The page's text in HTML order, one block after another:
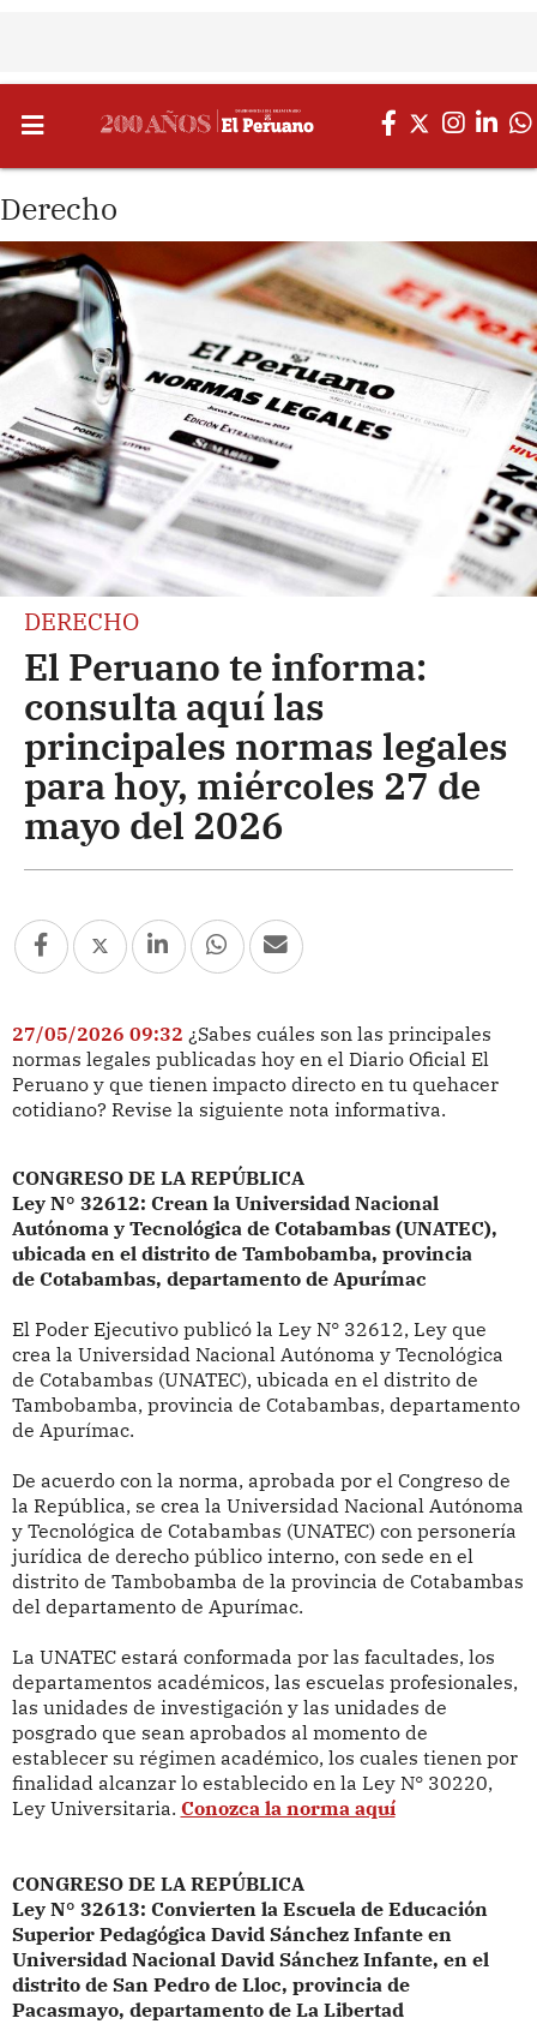
Derecho
DERECHO
El Peruano te informa:
consulta aquí las
principales normas legales
para hoy, miércoles 27 de
mayo del 2026
27/05/2026 09:32 ¿Sabes cuáles son las principales
normas legales publicadas hoy en el Diario Oficial El
Peruano y que tienen impacto directo en tu quehacer
cotidiano? Revise la siguiente nota informativa.
CONGRESO DE LA REPÚBLICA
Ley N° 32612: Crean la Universidad Nacional
Autónoma y Tecnológica de Cotabambas (UNATEC),
ubicada en el distrito de Tambobamba, provincia
de Cotabambas, departamento de Apurímac
El Poder Ejecutivo publicó la Ley N° 32612, Ley que
crea la Universidad Nacional Autónoma y Tecnológica
de Cotabambas (UNATEC), ubicada en el distrito de
Tambobamba, provincia de Cotabambas, departamento
de Apurímac.
De acuerdo con la norma, aprobada por el Congreso de
la República, se crea la Universidad Nacional Autónoma
y Tecnológica de Cotabambas (UNATEC) con personería
jurídica de derecho público interno, con sede en el
distrito de Tambobamba de la provincia de Cotabambas
del departamento de Apurímac.
La UNATEC estará conformada por las facultades, los
departamentos académicos, las escuelas profesionales,
las unidades de investigación y las unidades de
posgrado que sean aprobados al momento de
establecer su régimen académico, los cuales tienen por
finalidad alcanzar lo establecido en la Ley N° 30220,
Ley Universitaria. Conozca la norma aquí
CONGRESO DE LA REPÚBLICA
Ley N° 32613: Convierten la Escuela de Educación
Superior Pedagógica David Sánchez Infante en
Universidad Nacional David Sánchez Infante, en el
distrito de San Pedro de Lloc, provincia de
Pacasmayo, departamento de La Libertad